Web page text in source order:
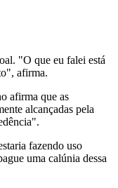
"O que eu falei está
afirma.
afirma que as
alcançadas pela
fazendo uso
uma calúnia dessa